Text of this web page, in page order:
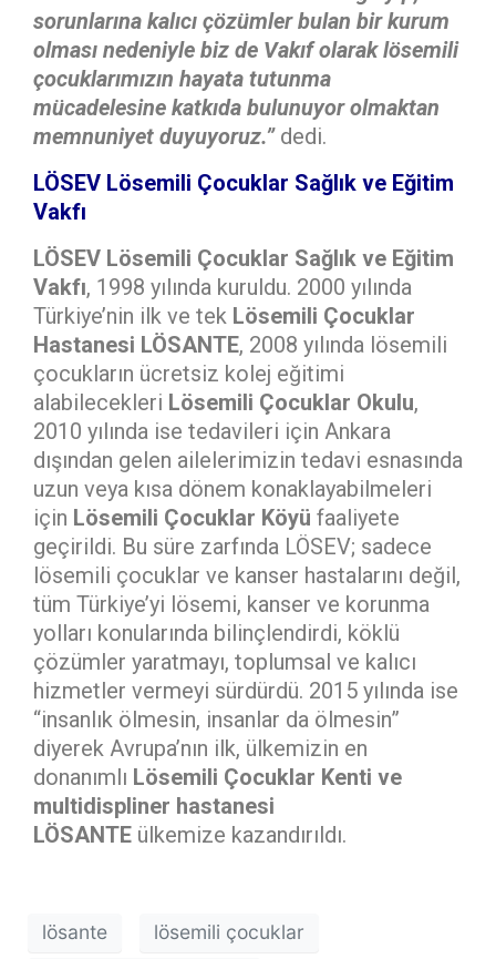
sorunlarına kalıcı çözümler bulan bir kurum
olması nedeniyle biz de Vakıf olarak lösemili
çocuklarımızın hayata tutunma
mücadelesine katkıda bulunuyor olmaktan
memnuniyet duyuyoruz.”dedi.
LÖSEV Lösemili Çocuklar Sağlık ve Eğitim
Vakfı
LÖSEV Lösemili Çocuklar Sağlık ve Eğitim
Vakfı, 1998 yılında kuruldu. 2000 yılında
Türkiye’nin ilk ve tek Lösemili Çocuklar
Hastanesi LÖSANTE, 2008 yılında lösemili
çocukların ücretsiz kolej eğitimi
alabilecekleri Lösemili Çocuklar Okulu,
2010 yılında ise tedavileri için Ankara
dışından gelen ailelerimizin tedavi esnasında
uzun veya kısa dönem konaklayabilmeleri
için Lösemili Çocuklar Köyü faaliyete
geçirildi. Bu süre zarfında LÖSEV; sadece
lösemili çocuklar ve kanser hastalarını değil,
tüm Türkiye’yi lösemi, kanser ve korunma
yolları konularında bilinçlendirdi, köklü
çözümler yaratmayı, toplumsal ve kalıcı
hizmetler vermeyi sürdürdü. 2015 yılında ise
“insanlık ölmesin, insanlar da ölmesin”
diyerek Avrupa’nın ilk, ülkemizin en
donanımlı Lösemili Çocuklar Kenti ve
multidispliner hastanesi
LÖSANTE ülkemize kazandırıldı.
lösante
lösemili çocuklar